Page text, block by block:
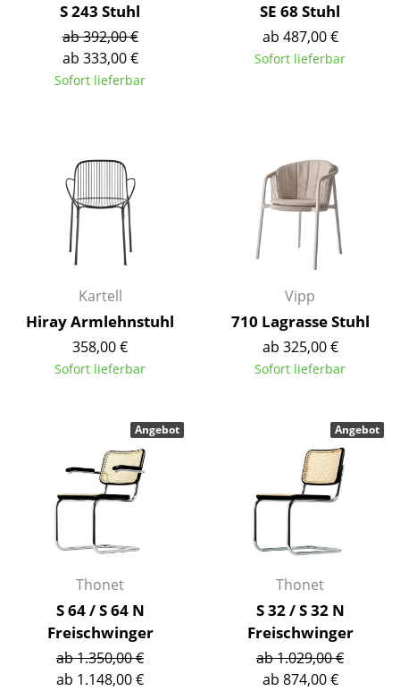
Licht
Hängeleuchten & Deckenleuchten
Tischleuchten
Stehleuchten & Leseleuchten
Bodenleuchten
Wandleuchten
Outdoor-Leuchten
Akkuleuchten
... alle Leuchten
Doppelbetten
Einzelbetten
Stapelbetten
Kinderbetten
Nachttische & Bettzubehör
... alle Betten
Accessoires
Uhren
S 243 Stuhl
ab 392,00 €
ab 333,00 €
Sofort lieferbar
SE 68 Stuhl
ab 487,00 €
Sofort lieferbar
Kartell
Hiray Armlehnstuhl
358,00 €
Sofort lieferbar
Vipp
710 Lagrasse Stuhl
ab 325,00 €
Sofort lieferbar
Thonet
S 64 / S 64 N
Freischwinger
ab 1.350,00 €
ab 1.148,00 €
Angebot
Thonet
S 32 / S 32 N
Freischwinger
ab 1.029,00 €
ab 874,00 €
Angebot